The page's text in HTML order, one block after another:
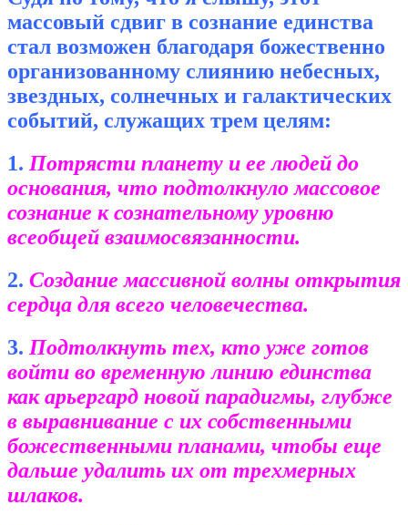
массовый сдвиг в сознание единства
стал возможен благодаря божественно
организованному слиянию небесных,
звездных, солнечных и галактических
событий, служащих трем целям:
1. Потрясти планету и ее людей до
основания, что подтолкнуло массовое
сознание к сознательному уровню
всеобщей взаимосвязанности.
2. Создание массивной волны открытия
сердца для всего человечества.
3. Подтолкнуть тех, кто уже готов
войти во временную линию единства
как арьергард новой парадигмы, глубже
в выравнивание с их собственными
божественными планами, чтобы еще
дальше удалить их от трехмерных
шлаков.